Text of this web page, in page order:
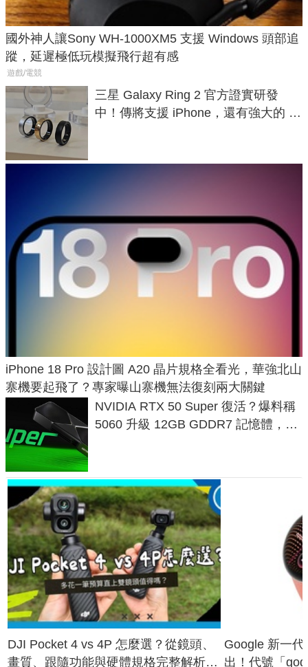
國外神人讓Sony WH-1000XM5 支援 Windows 頭部追
蹤，延遲極低玩模擬飛行超有感
遊戲/電競
三星 Galaxy Ring 2 官方證實研發
中！傳將支援 iPhone，還有強大的 AI
iPhone 18 Pro 設計圖 A20 晶片規格全看光，華強北山
寨機要起飛了？專家曝山寨機無法復刻兩大關鍵
NVIDIA RTX 50 Super 復活？爆料稱
5060 升級 12GB GDDR7 記憶體，這
DJI Pocket 4 vs 4P 怎麼選？從鏡頭、
畫質、跟隨功能與硬體規格完整解析，
Google 新一
出！代號「